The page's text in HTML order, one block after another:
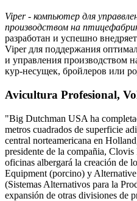
Viper - компьютер для
производством на
разработан и успешно
Viper для поддержания
и управления производством
кур-несущек, бройлеров или
Avicultura Profesional,
"Big Dutchman USA ha
metros cuadrados de superficie
central norteamericana en
presidente de la compañia,
oficinas albergará la creación de
Equipment (porcino) y
(Sistemas Alternativos para la
expansión de otras divisiones de